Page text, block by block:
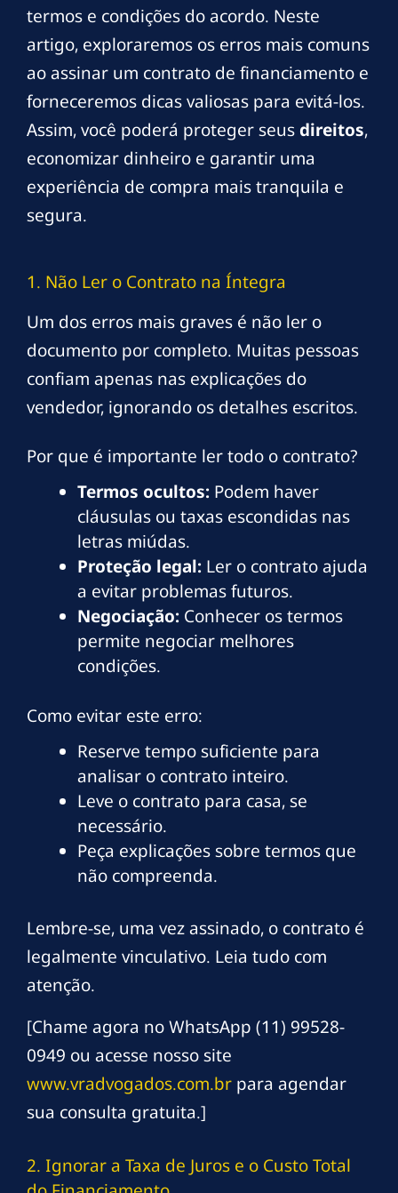
termos e condições do acordo. Neste
artigo, exploraremos os erros mais comuns
ao assinar um contrato de financiamento e
forneceremos dicas valiosas para evitá-los.
Assim, você poderá proteger seusdireitos,
economizar dinheiro e garantir uma
experiência de compra mais tranquila e
segura.
1. Não Ler o Contrato na Íntegra
Um dos erros mais graves é não ler o
documento por completo. Muitas pessoas
confiam apenas nas explicações do
vendedor, ignorando os detalhes escritos.
Por que é importante ler todo o contrato?
Termos ocultos: Podem haver
cláusulas ou taxas escondidas nas
letras miúdas.
Proteção legal: Ler o contrato ajuda
a evitar problemas futuros.
Negociação: Conhecer os termos
permite negociar melhores
condições.
Como evitar este erro:
Reserve tempo suficiente para
analisar o contrato inteiro.
Leve o contrato para casa, se
necessário.
Peça explicações sobre termos que
não compreenda.
Lembre-se, uma vez assinado, o contrato é
legalmente vinculativo. Leia tudo com
atenção.
[Chame agora no WhatsApp (11) 99528-
0949 ou acesse nosso site
www.vradvogados.com.br para agendar
sua consulta gratuita.]
2. Ignorar a Taxa de Juros e o Custo Total